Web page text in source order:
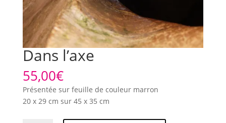
Dans l’axe
55,00€
Présentée sur feuille de couleur marron
20 x 29 cm sur 45 x 35 cm